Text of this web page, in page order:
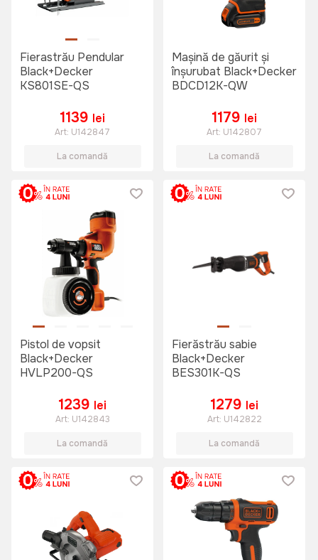
Fierastrău Pendular
Black+Decker
KS801SE-QS
1139 lei
Art: U142847
La comandă
Mașină de găurit și
înșurubat Black+Decker
BDCD12K-QW
1179 lei
Art: U142807
La comandă
Pistol de vopsit
Black+Decker
HVLP200-QS
1239 lei
Art: U142843
La comandă
Fierăstrău sabie
Black+Decker
BES301K-QS
1279 lei
Art: U142822
La comandă